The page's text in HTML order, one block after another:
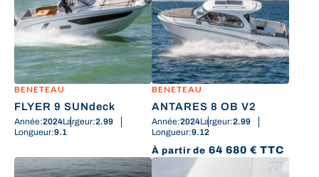
BENETEAU
FLYER 9 SUNdeck
Année:2024Largeur:2.99
Longueur:9.1
BENETEAU
ANTARES 8 OB V2
Année:2024Largeur:2.99
Longueur:9.12
À partir de 64 680 € TTC